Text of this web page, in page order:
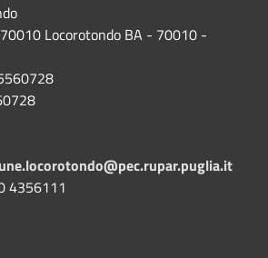
Locorotondo BA - 70010 -
4356111